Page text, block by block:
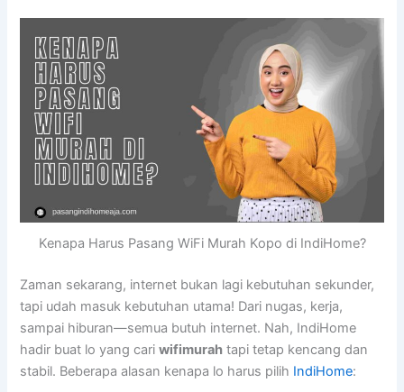
Kenapa Harus Pasang WiFi Murah Kopo di IndiHome?
Zaman sekarang, internet bukan lagi kebutuhan sekunder,
tapi udah masuk kebutuhan utama! Dari nugas, kerja,
sampai hiburan—semua butuh internet. Nah, IndiHome
hadir buat lo yang cariwifimurah tapi tetap kencang dan
stabil. Beberapa alasan kenapa lo harus pilih IndiHome: